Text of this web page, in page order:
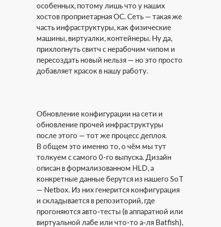
особенных, потому лишь что у наших
хостов проприетарная ОС. Сеть — такая же
часть инфраструктуры, как физические
машины, виртуалки, контейнеры. Ну да,
прихлопнуть свитч с нерабочим чипом и
пересоздать новый нельзя — но это просто
добавляет красок в нашу работу.
Обновление конфигурации на сети и
обновление прочей инфраструктуры
после этого — тот же процесс деплоя.
В общем это именно то, о чём мы тут
толкуем с самого 0-го выпуска. Дизайн
описан в формализованном HLD, а
конкретные данные берутся из нашего SoT
— Netbox. Из них генерится конфигурация
и складывается в репозиторий, где
прогоняются авто-тесты (в аппаратной или
виртуальной лабе или что-то а-ля Batfish),